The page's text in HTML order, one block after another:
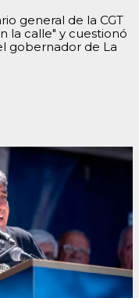
general de la CGT
la calle" y cuestionó
gobernador de La